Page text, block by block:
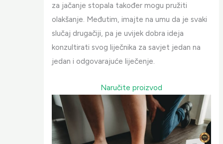
za jačanje stopala također mogu pružiti
olakšanje. Međutim, imajte na umu da je svaki
slučaj drugačiji, pa je uvijek dobra ideja
konzultirati svog liječnika za savjet jedan na
jedan i odgovarajuće liječenje.
Naručite proizvod